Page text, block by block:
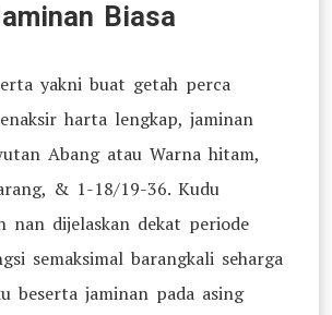
Biasa
yakni buat getah perca
harta lengkap, jaminan
Abang atau Warna hitam,
& 1-18/19-36. Kudu
nan dijelaskan dekat periode
semaksimal barangkali seharga
beserta jaminan pada asing